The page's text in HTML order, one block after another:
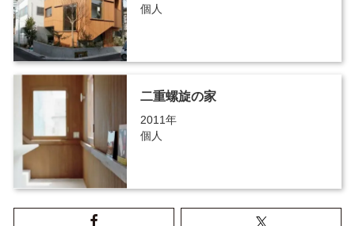
個人
二重螺旋の家
2011年
個人